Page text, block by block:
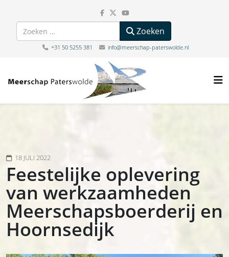
Zoeken Zoeken
+31 50 5255 381 info@meerschap-paterswolde.nl
18 JULI 2022
Feestelijke oplevering
van werkzaamheden
Meerschapsboerderij en
Hoornsedijk